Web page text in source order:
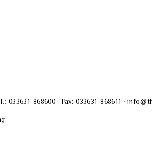
033631-868600 · Fax: 033631-868611 ·